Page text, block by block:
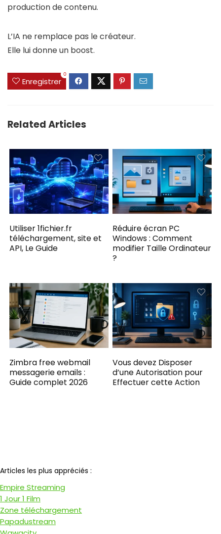
production de contenu.
L’IA ne remplace pas le créateur.
Elle lui donne un boost.
Enregistrer
0
Related Articles
Utiliser 1fichier.fr
téléchargement, site et
API, Le Guide
Réduire écran PC
Windows : Comment
modifier Taille Ordinateur
?
Zimbra free webmail
messagerie emails :
Guide complet 2026
Vous devez Disposer
d’une Autorisation pour
Effectuer cette Action​
Articles les plus appréciés :
Empire Streaming
1 Jour 1 Film
Zone téléchargement
Papadustream